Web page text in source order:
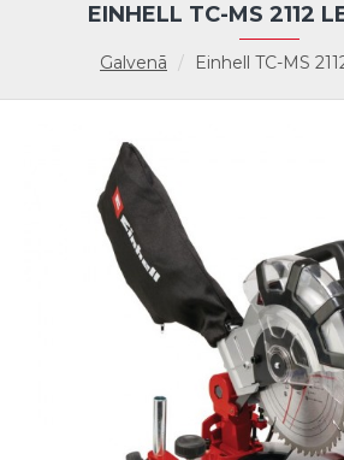
Galvenā Einhell TC-MS
EINHELL TC-MS 2112